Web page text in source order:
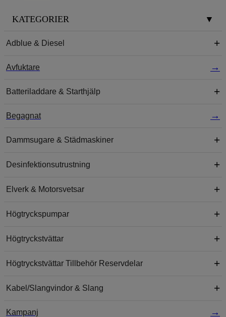
KATEGORIER ▼
Adblue & Diesel
Avfuktare
Batteriladdare & Starthjälp
Begagnat
Dammsugare & Städmaskiner
Desinfektionsutrustning
Elverk & Motorsvetsar
Högtryckspumpar
Högtryckstvättar
Högtryckstvättar Tillbehör Reservdelar
Kabel/Slangvindor & Slang
Kampanj